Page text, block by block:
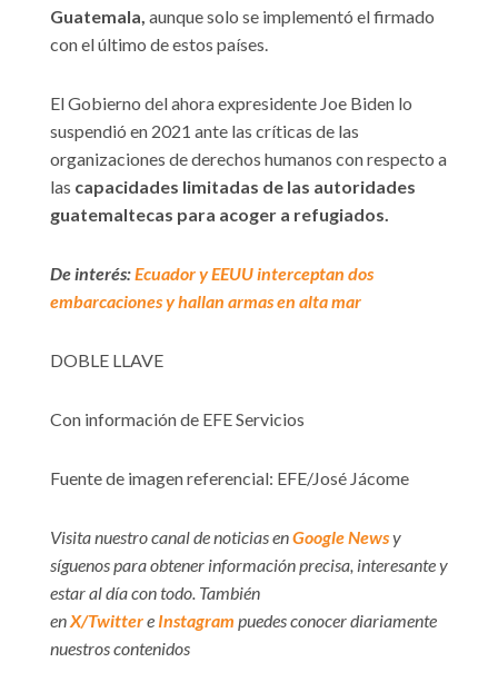
Guatemala, aunque solo se implementó el firmado
con el último de estos países.
El Gobierno del ahora expresidente Joe Biden lo
suspendió en 2021 ante las críticas de las
organizaciones de derechos humanos con respecto a
las capacidades limitadas de las autoridades
guatemaltecas para acoger a refugiados.
De interés:Ecuador y EEUU interceptan dos
embarcaciones y hallan armas en alta mar
DOBLE LLAVE
Con información de EFE Servicios
Fuente de imagen referencial: EFE/José Jácome
Visita nuestro canal de noticias enGoogle Newsy
síguenos para obtener información precisa, interesante y
estar al día con todo. También
en X/Twittere Instagram puedes conocer diariamente
nuestros contenidos